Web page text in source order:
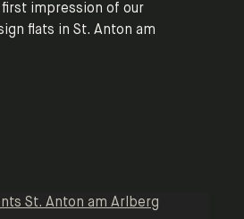
first impression of our
flats in St. Anton am